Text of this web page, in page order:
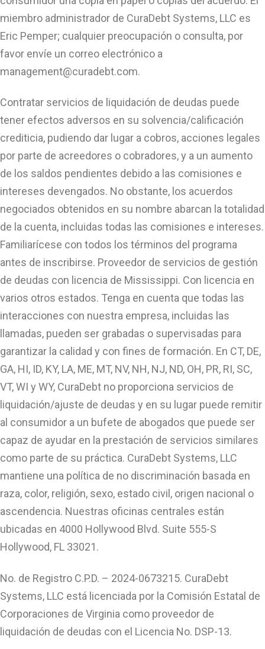
miembro administrador de CuraDebt Systems, LLC es
Eric Pemper; cualquier preocupación o consulta, por
favor envíe un correo electrónico a
management@curadebt.com.
Contratar servicios de liquidación de deudas puede
tener efectos adversos en su solvencia/calificación
crediticia, pudiendo dar lugar a cobros, acciones legales
por parte de acreedores o cobradores, y a un aumento
de los saldos pendientes debido a las comisiones e
intereses devengados. No obstante, los acuerdos
negociados obtenidos en su nombre abarcan la totalidad
de la cuenta, incluidas todas las comisiones e intereses.
Familiarícese con todos los términos del programa
antes de inscribirse. Proveedor de servicios de gestión
de deudas con licencia de Mississippi. Con licencia en
varios otros estados. Tenga en cuenta que todas las
interacciones con nuestra empresa, incluidas las
llamadas, pueden ser grabadas o supervisadas para
garantizar la calidad y con fines de formación. En CT, DE,
GA, HI, ID, KY, LA, ME, MT, NV, NH, NJ, ND, OH, PR, RI, SC,
VT, WI y WY, CuraDebt no proporciona servicios de
liquidación/ajuste de deudas y en su lugar puede remitir
al consumidor a un bufete de abogados que puede ser
capaz de ayudar en la prestación de servicios similares
como parte de su práctica. CuraDebt Systems, LLC
mantiene una política de no discriminación basada en
raza, color, religión, sexo, estado civil, origen nacional o
ascendencia. Nuestras oficinas centrales están
ubicadas en 4000 Hollywood Blvd. Suite 555-S
Hollywood, FL 33021.
No. de Registro C.P.D. – 2024-0673215. CuraDebt
Systems, LLC está licenciada por la Comisión Estatal de
Corporaciones de Virginia como proveedor de
liquidación de deudas con el Licencia No. DSP-13.